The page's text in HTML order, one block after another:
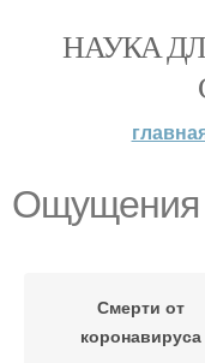
НАУКА
Ощущения
Смерти от
коронавируса